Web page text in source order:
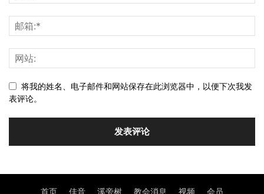
将我的姓名、电子邮件和网站保存在此浏览器中，以便下次我发
表评论。
首页 佳音 溪旁树 教会消息 视频 会员